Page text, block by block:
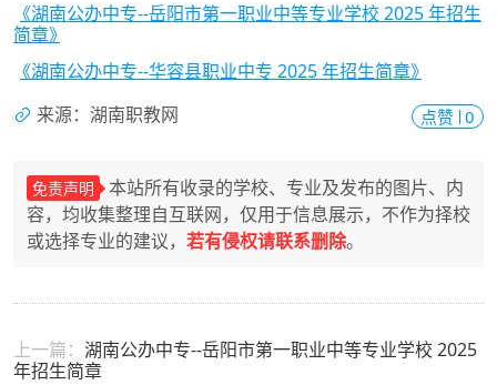
《湖南公办中专--岳阳市第一职业中等专业学校 2025 年招生
简章》
《湖南公办中专--华容县职业中专 2025 年招生简章》
来源：湖南职教网
点赞 0
免责声明
本站所有收录的学校、专业及发布的图片、内
容，均收集整理自互联网，仅用于信息展示，不作为择校
或选择专业的建议， 若有侵权请联系删除。
上一篇： 湖南公办中专--岳阳市第一职业中等专业学校 2025
年招生简章